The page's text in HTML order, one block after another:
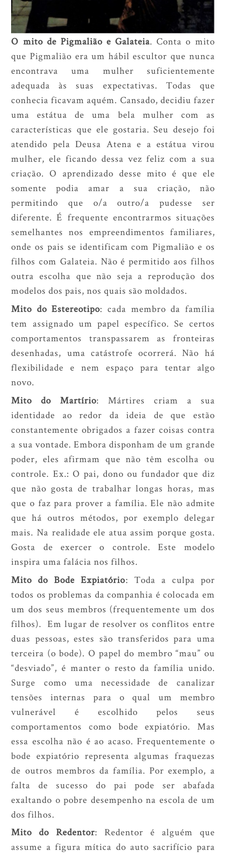
O mito de Pigmalião e Galateia. Conta o mito
que Pigmalião era um hábil escultor que nunca
encontrava uma mulher suficientemente
adequada às suas expectativas. Todas que
conhecia ficavam aquém. Cansado, decidiu fazer
uma estátua de uma bela mulher com as
características que ele gostaria. Seu desejo foi
atendido pela Deusa Atena e a estátua virou
mulher, ele ficando dessa vez feliz com a sua
criação. O aprendizado desse mito é que ele
somente podia amar a sua criação, não
permitindo que o/a outro/a pudesse ser
diferente. É frequente encontrarmos situações
semelhantes nos empreendimentos familiares,
onde os pais se identificam com Pigmalião e os
filhos com Galateia. Não é permitido aos filhos
outra escolha que não seja a reprodução dos
modelos dos pais, nos quais são moldados.
Mito do Estereotipo: cada membro da família
tem assignado um papel específico. Se certos
comportamentos transpassarem as fronteiras
desenhadas, uma catástrofe ocorrerá. Não há
flexibilidade e nem espaço para tentar algo
novo.
Mito do Martírio: Mártires criam a sua
identidade ao redor da ideia de que estão
constantemente obrigados a fazer coisas contra
a sua vontade. Embora disponham de um grande
poder, eles afirmam que não têm escolha ou
controle. Ex.: O pai, dono ou fundador que diz
que não gosta de trabalhar longas horas, mas
que o faz para prover a família. Ele não admite
que há outros métodos, por exemplo delegar
mais. Na realidade ele atua assim porque gosta.
Gosta de exercer o controle. Este modelo
inspira uma falácia nos filhos.
Mito do Bode Expiatório: Toda a culpa por
todos os problemas da companhia é colocada em
um dos seus membros (frequentemente um dos
filhos). Em lugar de resolver os conflitos entre
duas pessoas, estes são transferidos para uma
terceira (o bode). O papel do membro “mau” ou
“desviado”, é manter o resto da família unido.
Surge como uma necessidade de canalizar
tensões internas para o qual um membro
vulnerável é escolhido pelos seus
comportamentos como bode expiatório. Mas
essa escolha não é ao acaso. Frequentemente o
bode expiatório representa algumas fraquezas
de outros membros da família. Por exemplo, a
falta de sucesso do pai pode ser abafada
exaltando o pobre desempenho na escola de um
dos filhos.
Mito do Redentor: Redentor é alguém que
assume a figura mítica do auto sacrifício para